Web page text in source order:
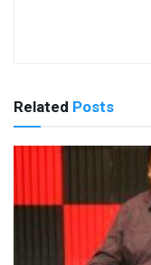
Related Posts